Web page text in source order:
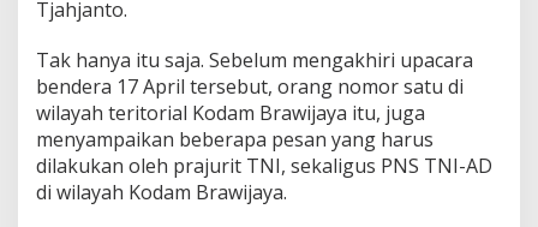
Tjahjanto.
Tak hanya itu saja. Sebelum mengakhiri upacara
bendera 17 April tersebut, orang nomor satu di
wilayah teritorial Kodam Brawijaya itu, juga
menyampaikan beberapa pesan yang harus
dilakukan oleh prajurit TNI, sekaligus PNS TNI-AD
di wilayah Kodam Brawijaya.